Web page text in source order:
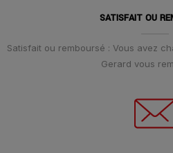
SATISFAIT OU
Satisfait ou remboursé : Vous avez
Gerard vous